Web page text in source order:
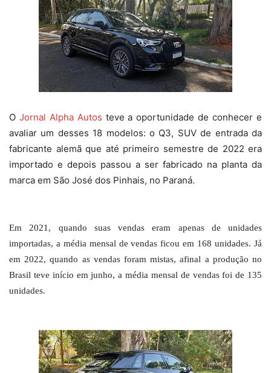
O Jornal Alpha Autos teve a oportunidade de conhecer e
avaliar um desses 18 modelos: o Q3, SUV de entrada da
fabricante alemã que até primeiro semestre de 2022 era
importado e depois passou a ser fabricado na planta da
marca em São José dos Pinhais, no Paraná.
Em 2021, quando suas vendas eram apenas de unidades
importadas, a média mensal de vendas ficou em 168 unidades. Já
em 2022, quando as vendas foram mistas, afinal a produção no
Brasil teve início em junho, a média mensal de vendas foi de 135
unidades.